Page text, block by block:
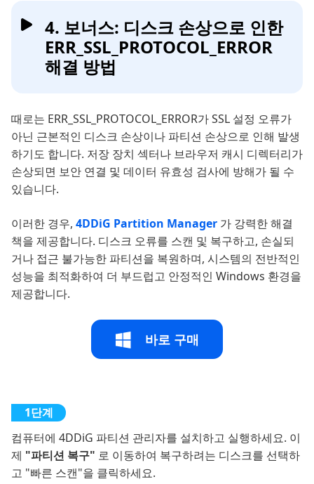
4. 보너스: 디스크 손상으로 인한
ERR_SSL_PROTOCOL_ERROR
해결 방법
때로는 ERR_SSL_PROTOCOL_ERROR가 SSL 설정 오류가
아닌 근본적인 디스크 손상이나 파티션 손상으로 인해 발생
하기도 합니다. 저장 장치 섹터나 브라우저 캐시 디렉터리가
손상되면 보안 연결 및 데이터 유효성 검사에 방해가 될 수
있습니다.
이러한 경우, 4DDiG Partition Manager 가 강력한 해결
책을 제공합니다. 디스크 오류를 스캔 및 복구하고, 손실되
거나 접근 불가능한 파티션을 복원하며, 시스템의 전반적인
성능을 최적화하여 더 부드럽고 안정적인 Windows 환경을
제공합니다.
바로 구매
컴퓨터에 4DDiG 파티션 관리자를 설치하고 실행하세요. 이
제 "파티션 복구" 로 이동하여 복구하려는 디스크를 선택하
고 "빠른 스캔"을 클릭하세요.